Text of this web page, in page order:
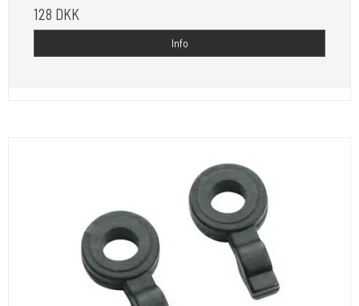
128 DKK
Info